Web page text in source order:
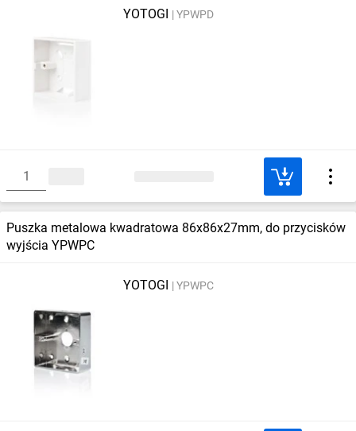
YOTOGI YPWPD
Puszka metalowa kwadratowa 86x86x27mm, do przycisków
wyjścia YPWPC
YOTOGI YPWPC